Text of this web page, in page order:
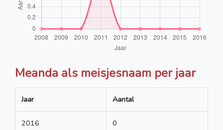
Meanda als meisjesnaam per jaar
Jaar Aantal
2016 0